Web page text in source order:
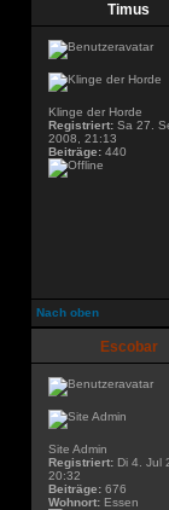
Timus
Klinge der Horde
Registriert: Sa 27.
2008, 21:13
Beiträge: 440
Nach oben
Escobar
Site Admin
Registriert: Di 4. Jul
20:32
Beiträge: 676
Wohnort: Essen